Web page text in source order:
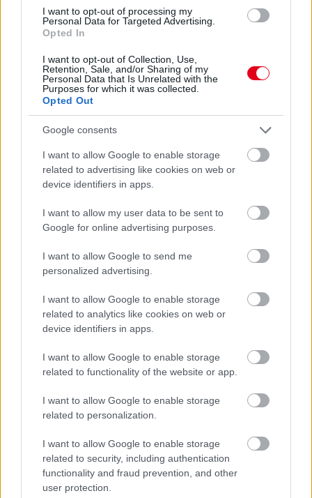
I want to opt-out of processing my
Personal Data for Targeted Advertising.
Opted In
I want to opt-out of Collection, Use,
Retention, Sale, and/or Sharing of my
Personal Data that Is Unrelated with the
Purposes for which it was collected.
Opted Out
Google consents
I want to allow Google to enable storage
related to advertising like cookies on web or
device identifiers in apps.
I want to allow my user data to be sent to
Google for online advertising purposes.
I want to allow Google to send me
personalized advertising.
I want to allow Google to enable storage
related to analytics like cookies on web or
device identifiers in apps.
I want to allow Google to enable storage
related to functionality of the website or app.
I want to allow Google to enable storage
related to personalization.
I want to allow Google to enable storage
related to security, including authentication
functionality and fraud prevention, and other
user protection.
2 napja
Újabb korábbi F2-es bajnok folytatja a Formula-E-ben
Newey biztos benne, hogy Alonso marad az Aston